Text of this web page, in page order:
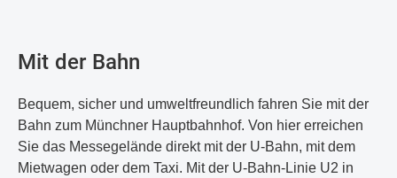
Mit der Bahn
Bequem, sicher und umweltfreundlich fahren Sie mit der
Bahn zum Münchner Hauptbahnhof. Von hier erreichen
Sie das Messegelände direkt mit der U-Bahn, mit dem
Mietwagen oder dem Taxi. Mit der U-Bahn-Linie U2 in